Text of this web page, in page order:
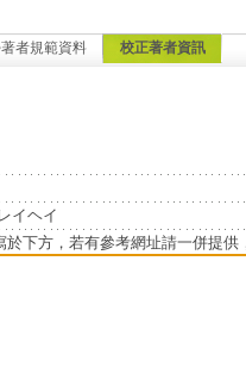
者規範資料 校正著者資訊
イヘイ
於下方，若有參考網址請一併提供